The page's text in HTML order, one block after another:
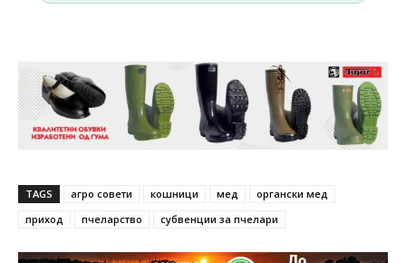
TAGS агро совети кошници мед
органски мед
приход
пчеларство субвенции за пчелари